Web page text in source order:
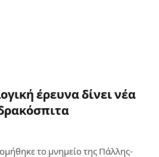
έρευνα δίνει νέα
το μνημείο της Πάλλης-